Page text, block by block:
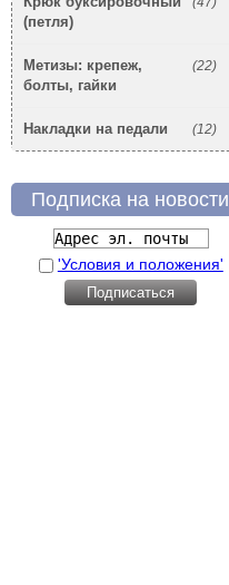
(петля)
(22)
Метизы: крепеж,
болты, гайки
(12)
Накладки на педали
Подписка на новости
'Условия и положения'